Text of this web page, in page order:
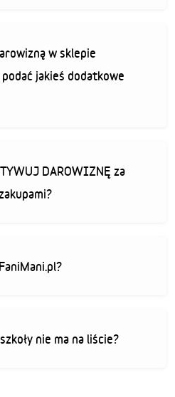
w sklepie
jakieś dodatkowe
DAROWIZNĘ za
nie ma na liście?